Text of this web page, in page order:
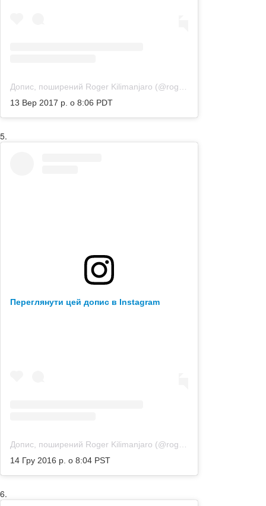
13 Вер 2017 р. о 8:06 PDT
5.
Переглянути цей допис в Instagram
14 Гру 2016 р. о 8:04 PST
6.